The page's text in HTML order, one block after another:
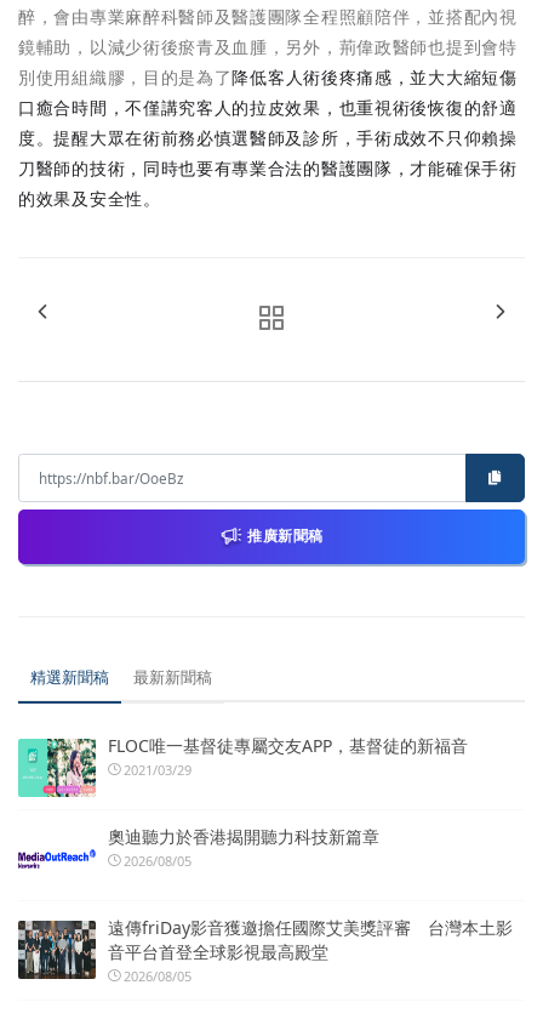
醉，會由專業麻醉科醫師及醫護團隊全程照顧陪伴，並搭配內視
鏡輔助，以減少術後瘀青及血腫，另外，荊偉政醫師也提到會特
別使用組織膠，目的是為了降低客人術後疼痛感，並大大縮短傷
口癒合時間，不僅講究客人的拉皮效果，也重視術後恢復的舒適
度。提醒大眾在術前務必慎選醫師及診所，手術成效不只仰賴操
刀醫師的技術，同時也要有專業合法的醫護團隊，才能確保手術
的效果及安全性。
推廣新聞稿
精選新聞稿 最新新聞稿
FLOC唯一基督徒專屬交友APP，基督徒的新福音
2021/03/29
奧迪聽力於香港揭開聽力科技新篇章
2026/08/05
遠傳friDay影音獲邀擔任國際艾美獎評審 台灣本土影
音平台首登全球影視最高殿堂
2026/08/05